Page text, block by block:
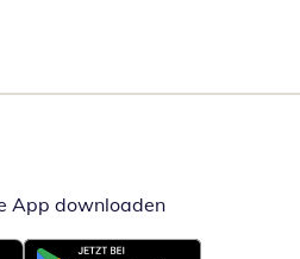
App downloadenÖffnet in